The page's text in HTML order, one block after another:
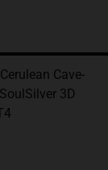
Cave-
3D